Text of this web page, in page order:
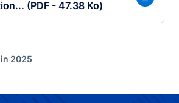
(PDF - 47.38 Ko)
2025